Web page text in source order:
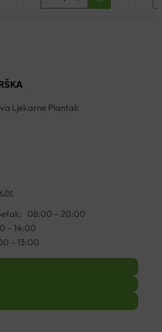
AEROCHAMBER
Ljekarne Plantak
08:00 – 20:00
– 14:00
– 13:00